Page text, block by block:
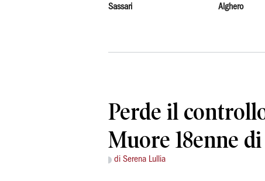
Sassari Alghero
Perde il
Muore 18enne
di Serena Lullia